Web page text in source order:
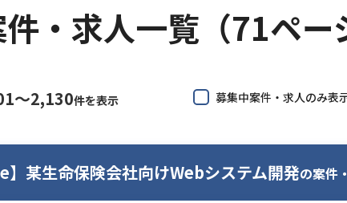
・求人一覧（71ペー
〜2,130件を表示 募集中案件・求人のみ表
】某生命保険会社向けWebシステム開発の案件